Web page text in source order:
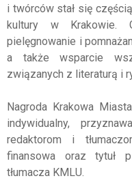
i twórców stał się
kultury w Krakowie.
pielęgnowanie i
a także wsparcie
związanych z literaturą i
Nagroda Krakowa
indywidualny,
redaktorom i
finansowa oraz tytuł
tłumacza KMLU.